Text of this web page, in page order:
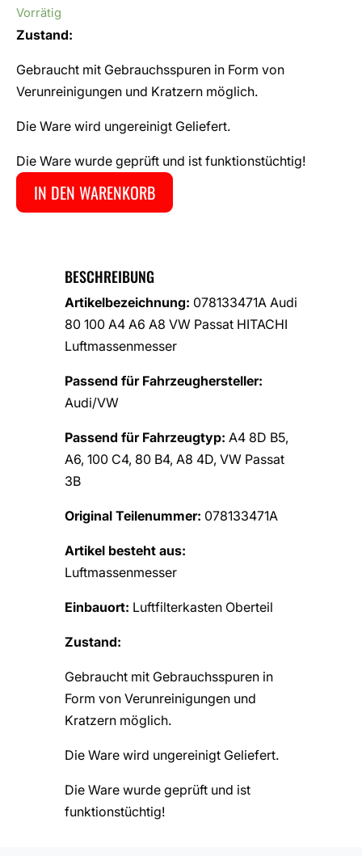
Vorrätig
Zustand:
Gebraucht mit Gebrauchsspuren in Form von
Verunreinigungen und Kratzern möglich.
Die Ware wird ungereinigt Geliefert.
Die Ware wurde geprüft und ist funktionstüchtig!
IN DEN WARENKORB
BESCHREIBUNG
Artikelbezeichnung: 078133471A Audi
80 100 A4 A6 A8 VW Passat HITACHI
Luftmassenmesser
Passend für Fahrzeughersteller:
Audi/VW
Passend für Fahrzeugtyp: A4 8D B5,
A6, 100 C4, 80 B4, A8 4D, VW Passat
3B
Original Teilenummer: 078133471A
Artikel besteht aus:
Luftmassenmesser
Einbauort: Luftfilterkasten Oberteil
Zustand:
Gebraucht mit Gebrauchsspuren in
Form von Verunreinigungen und
Kratzern möglich.
Die Ware wird ungereinigt Geliefert.
Die Ware wurde geprüft und ist
funktionstüchtig!